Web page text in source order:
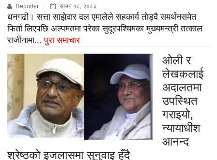
Reporter साउन १८, २०८३
धनगढी। सत्ता साझेदार दल एमालेले सहकार्य तोड्दै समर्थनसमेत
फिर्ता लिएपछि अल्पमतमा परेका सुदूरपश्चिमका मुख्यमन्त्री तत्काल
राजीनामा... पुरा समाचार
ओली र
लेखकलाई
अदालतमा
उपस्थित
गराइयो,
न्यायाधीश
आनन्द
श्रेष्ठको इजलासमा सुनुवाइ हुँदै